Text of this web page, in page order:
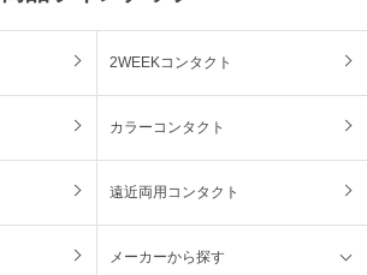
2WEEKコンタクト
カラーコンタクト
遠近両用コンタクト
メーカーから探す